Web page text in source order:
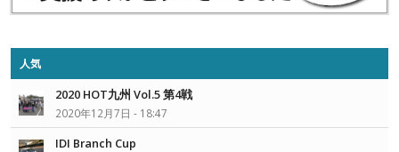
人気
2020 HOT九州 Vol.5 第4戦
2020年12月7日 - 18:47
IDI Branch Cup